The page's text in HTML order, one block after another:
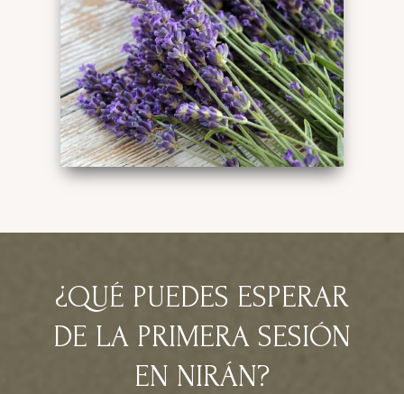
¿QUÉ PUEDES ESPERAR
DE LA PRIMERA SESIÓN
EN NIRÁN?